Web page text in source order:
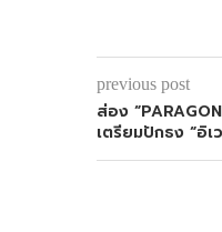
previous post
ส่อง
เตรียมปักธง “อิเ